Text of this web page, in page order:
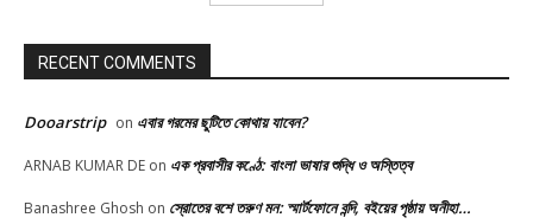
RECENT COMMENTS
Dooarstrip on এবার গরমের ছুটিতে কোথায় যাবেন?
ARNAB KUMAR DE on এক প্রবাসীর কণ্ঠে: বাংলা ভাষার শুদ্ধি ও অস্তিত্ব
Banashree Ghosh on স্রোতের বশে তরুণ মন: স্মার্টফোনে বন্দি, বইয়ের পৃষ্ঠায় অনীহা…